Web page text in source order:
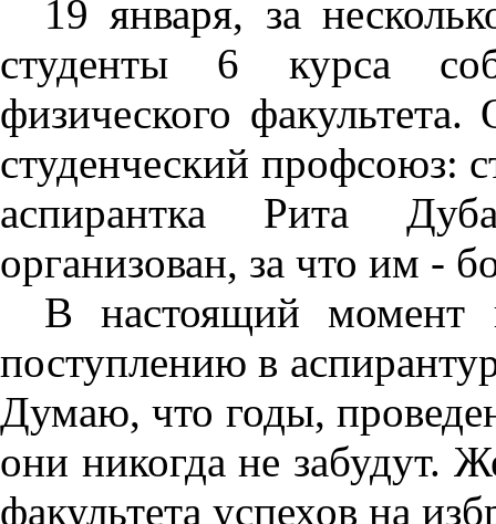
19 января, за
студенты 6 курса
физического факультета.
студенческий профсоюз:
аспирантка Рита
организован, за что им -
В настоящий момент
поступлению в
Думаю, что годы,
они никогда не забудут.
факультета успехов на